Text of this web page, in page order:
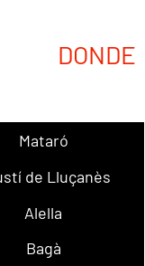
Mataró
de Lluçanès
Alella
Bagà